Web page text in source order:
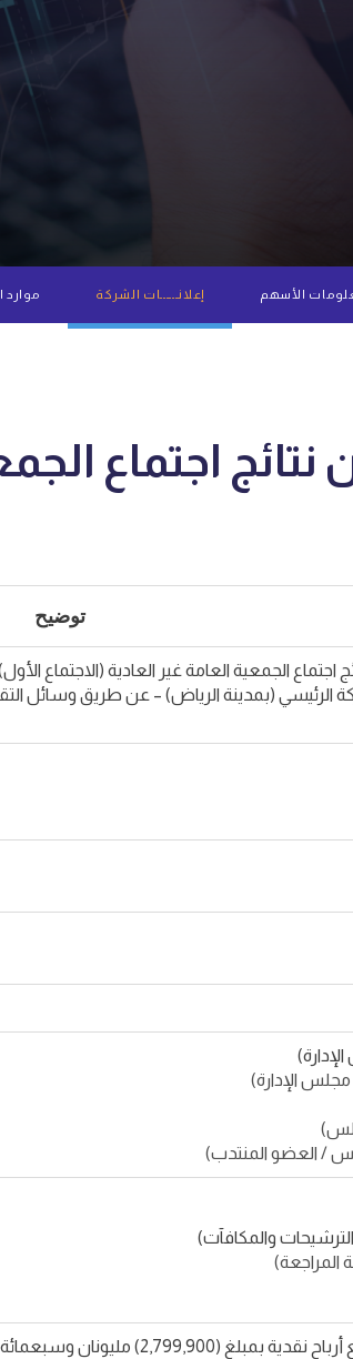
الأسهم إعلانــــــات الشركة موارد
اجتماع
توضيح
في مقر الشركة الرئيسي (بمدينة الرياض) – عن